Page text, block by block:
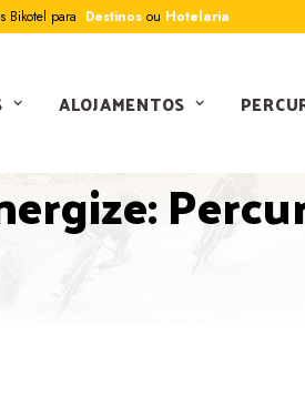
Bikotel para Destinos ou Hotelaria
ALOJAMENTOS